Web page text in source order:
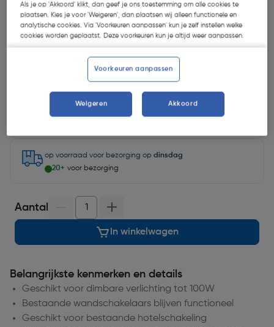
€ 20,95| Excl. btw € 17,31
Selecteer winkel - Bekijk voorraadniveaus en haal binnen 10
minuten op
op voorraad voor bezorging op dinsdag
20+ voor bezorging
Aantal
In winkelwagen
Belangrijkste kenmerken en details
Geschikt voor dimbare verlichting tot 100W
Bestaande wandschakelaars blijven functioneel
Geschikt voor bestaande hotelschakeling
Als je op 'Akkoord' klikt, dan geef je ons toestemming om alle cookies te
plaatsen. Kies je voor 'Weigeren', dan plaatsen wij alleen functionele en
analytische cookies. Via 'Voorkeuren aanpassen' kun je zelf instellen welke
cookies worden geplaatst. Deze voorkeuren kun je altijd weer aanpassen.
Voorkeuren aanpassen
Weigeren Akkoord